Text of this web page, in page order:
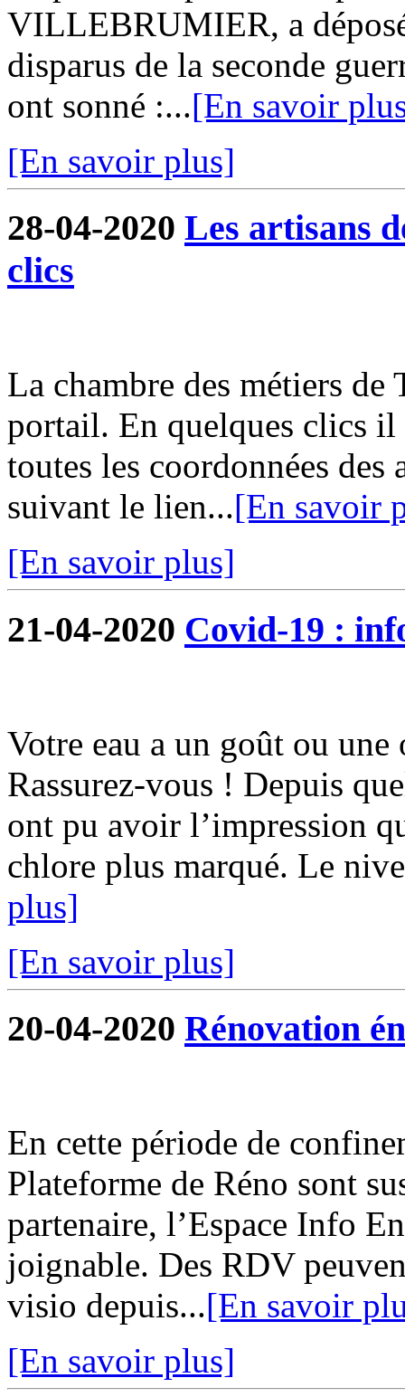
VILLEBRUMIER, a
disparus de la seconde
ont sonné :...[En savoir
[En savoir plus]
28-04-2020 Les artisans
clics
La chambre des métiers de
portail. En quelques clics il
toutes les coordonnées des
suivant le lien...[En savoir
[En savoir plus]
21-04-2020 Covid-19 :
Votre eau a un goût ou
Rassurez-vous ! Depuis
ont pu avoir l’impression
chlore plus marqué. Le
plus]
[En savoir plus]
20-04-2020 Rénovation
En cette période de
Plateforme de Réno sont
partenaire, l’Espace Info
joignable. Des RDV
visio depuis...[En savoir
[En savoir plus]